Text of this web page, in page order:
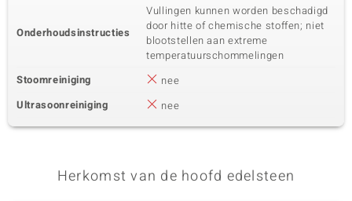
Onderhoudsinstructies
Vullingen kunnen worden beschadigd
door hitte of chemische stoffen; niet
blootstellen aan extreme
temperatuurschommelingen
Stoomreiniging
nee
Ultrasoonreiniging
nee
Herkomst van de hoofd edelsteen